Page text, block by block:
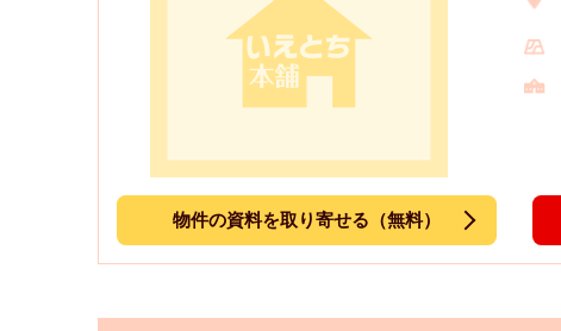
物件の資料を取り寄せる（無料）